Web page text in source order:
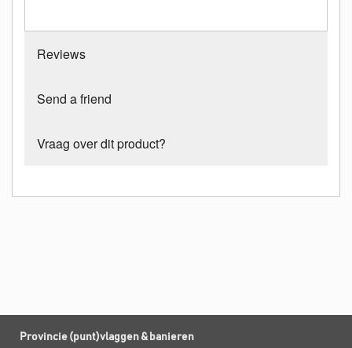
Reviews
Send a friend
Vraag over dit product?
Provincie (punt)vlaggen & banieren